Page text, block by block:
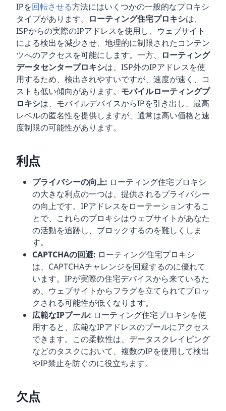
IPを回転させる方法にはいくつかの一般的なプロキシ
タイプがあります。
ローティング住宅プロキシは、
ISPからの実際のIPアドレスを使用し、ウェブサイト
による検出を減少させ、地理的に制限されたコンテン
ツへのアクセスを可能にします。一方、
ローティング
データセンタープロキシは、ISP外のIPアドレスを使
用するため、検出されやすいですが、速度が速く、コ
ストも低い傾向があります。 モバイルローティングプ
ロキシは、モバイルデバイスからIPを引き出し、最高
レベルの匿名性を提供しますが、通常は高い価格と速
度制限の可能性があります。
利点
プライバシーの向上: ローティング住宅プロキシ
の大きな利点の一つは、提供されるプライバシー
の向上です。IPアドレスをローテーションするこ
とで、これらのプロキシはウェブサイトがあなた
の活動を追跡し、ブロックするのを難しくしま
す。
CAPTCHAの回避: ローティング住宅プロキシ
は、CAPTCHAチャレンジを回避するのに優れて
います。IPが実際の住宅デバイスから来ているた
め、ウェブサイトからフラグを立てられてブロッ
クされる可能性が低くなります。
広範なIPプール: ローティング住宅プロキシを使
用すると、広範なIPアドレスのプールにアクセス
できます。この柔軟性は、データスクレイピング
などのタスクにおいて、複数のIPを使用して検出
やIP禁止を防ぐのに役立ちます。
欠点